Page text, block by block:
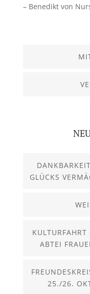
– Benedikt von
GLÜCKS
KULTURFAHRT
ABTEI
25./26.